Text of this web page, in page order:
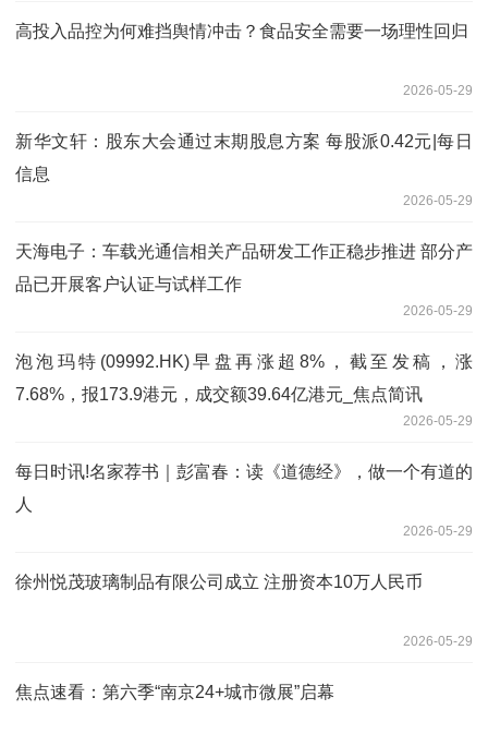
高投入品控为何难挡舆情冲击？食品安全需要一场理性回归
2026-05-29
新华文轩：股东大会通过末期股息方案 每股派0.42元|每日
信息
2026-05-29
天海电子：车载光通信相关产品研发工作正稳步推进 部分产
品已开展客户认证与试样工作
2026-05-29
泡泡玛特(09992.HK)早盘再涨超8%，截至发稿，涨
7.68%，报173.9港元，成交额39.64亿港元_焦点简讯
2026-05-29
每日时讯!名家荐书｜彭富春：读《道德经》，做一个有道的
人
2026-05-29
徐州悦茂玻璃制品有限公司成立 注册资本10万人民币
2026-05-29
焦点速看：第六季“南京24+城市微展”启幕